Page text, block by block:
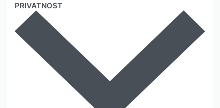
PRIVATNOST